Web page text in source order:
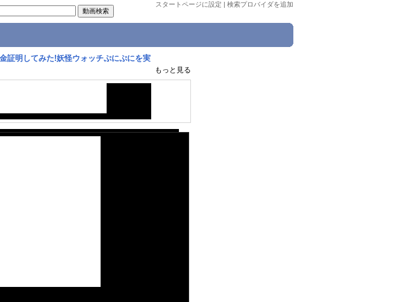
スタートページに設定 | 検索プロバイダを追加
証明してみた!妖怪ウォッチぷにぷにを実
もっと見る